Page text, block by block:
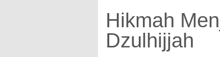
Hikmah
Dzulhijjah